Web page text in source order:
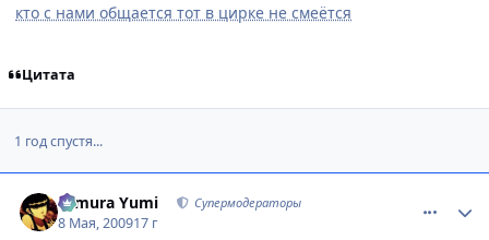
кто с нами общается тот в цирке не смеётся
Цитата
1 год спустя...
Himura Yumi Супермодераторы
8 Мая, 200917 г